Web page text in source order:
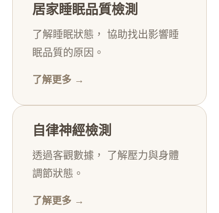
居家睡眠品質檢測
了解睡眠狀態， 協助找出影響睡
眠品質的原因。
了解更多 →
自律神經檢測
透過客觀數據， 了解壓力與身體
調節狀態。
了解更多 →